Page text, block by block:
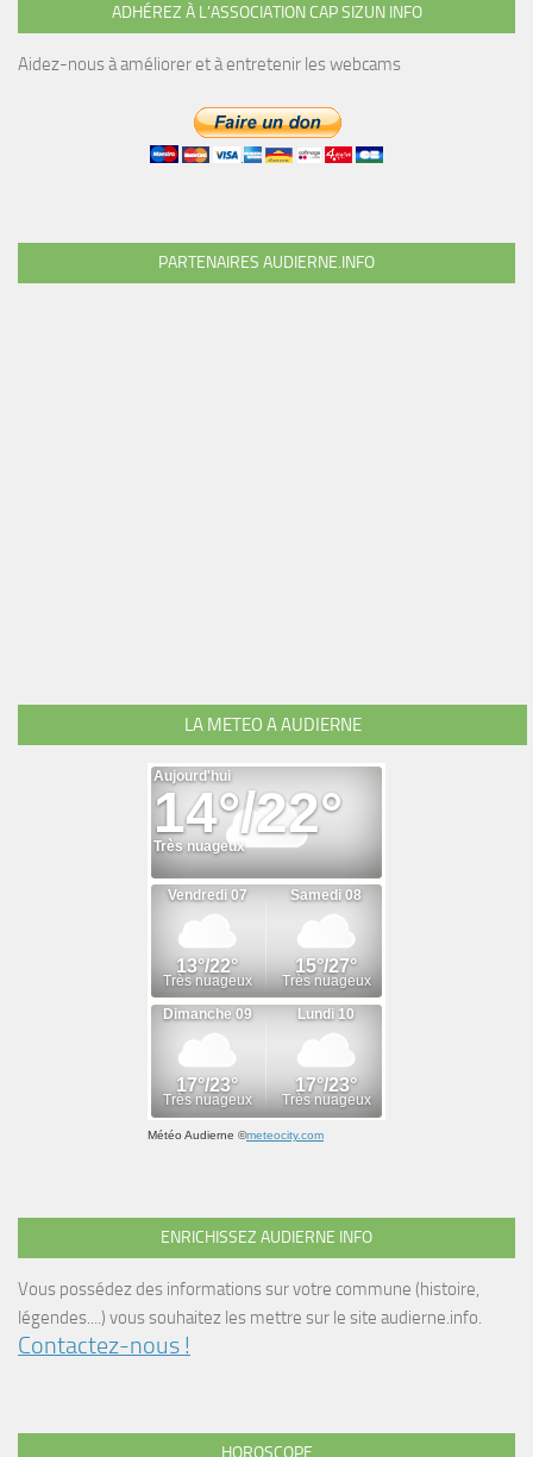
ADHÉREZ À L’ASSOCIATION CAP SIZUN INFO
Aidez-nous à améliorer et à entretenir les webcams
PARTENAIRES AUDIERNE.INFO
LA METEO A AUDIERNE
Météo Audierne ©meteocity.com
ENRICHISSEZ AUDIERNE INFO
Vous possédez des informations sur votre commune (histoire,
légendes....) vous souhaitez les mettre sur le site audierne.info.
Contactez-nous !
HOROSCOPE